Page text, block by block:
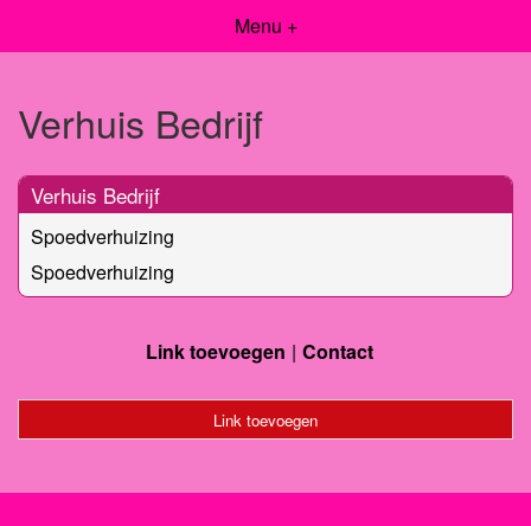
Menu +
Verhuis Bedrijf
Verhuis Bedrijf
Spoedverhuizing
Spoedverhuizing
Link toevoegen Contact
Link toevoegen